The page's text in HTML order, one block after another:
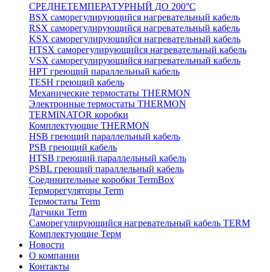
СРЕДНЕТЕМПЕРАТУРНЫЙ ДО 200°С
BSX саморегулирующийся нагревательный кабель
RSX саморегулирующийся нагревательный кабель
KSX саморегулирующийся нагревательный кабель
HTSX саморегулирующийся нагревательный кабель
VSX саморегулирующийся нагревательный кабель
НРТ греющий параллельный кабель
TESH греющий кабель
Механические термостаты THERMON
Электронные термостаты THERMON
TERMINATOR коробки
Комплектующие THERMON
HSB греющий параллельный кабель
PSB греющий кабель
HTSB греющий параллельный кабель
PSBL греющий параллельный кабель
Соединительные коробки TermBox
Терморегуляторы Term
Термостаты Term
Датчики Term
Саморегулирующийся нагревательный кабель TERM
Комплектующие Терм
Новости
О компании
Контакты